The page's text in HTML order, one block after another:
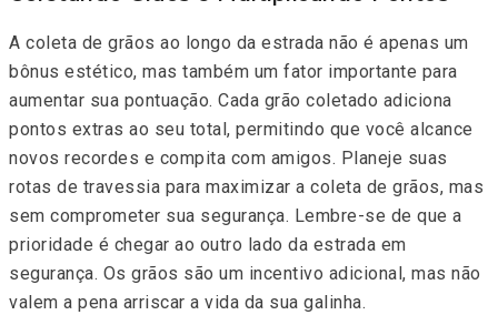
A coleta de grãos ao longo da estrada não é apenas um
bônus estético, mas também um fator importante para
aumentar sua pontuação. Cada grão coletado adiciona
pontos extras ao seu total, permitindo que você alcance
novos recordes e compita com amigos. Planeje suas
rotas de travessia para maximizar a coleta de grãos, mas
sem comprometer sua segurança. Lembre-se de que a
prioridade é chegar ao outro lado da estrada em
segurança. Os grãos são um incentivo adicional, mas não
valem a pena arriscar a vida da sua galinha.